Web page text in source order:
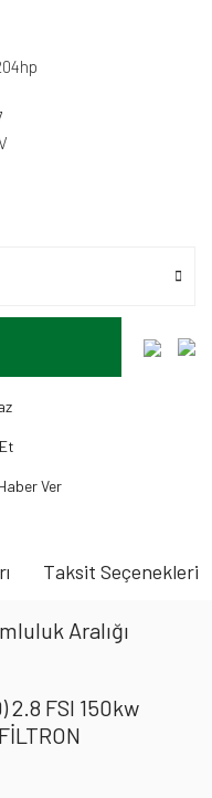
Ver
Taksit Seçenekleri
Aralığı
2.8 FSI 150kw